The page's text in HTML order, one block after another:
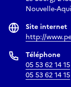
Nouvelle-
Site internet
http://
Téléphone
05 53 62 14 15
05 53 62 14 15